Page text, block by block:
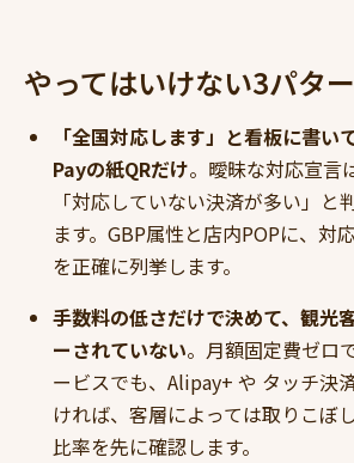
やってはいけない3パタ
「全国対応します」と看板に書
Payの紙QRだけ。曖昧な対応宣言
「対応していない決済が多い」と
ます。GBP属性と店内POPに、対
を正確に列挙します。
手数料の低さだけで決めて、観光
ーされていない。月額固定費ゼロ
ービスでも、Alipay+ や タッチ決
ければ、客層によっては取りこぼ
比率を先に確認します。